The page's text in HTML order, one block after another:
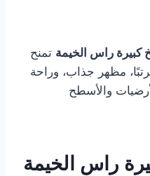
كبيرة راس الخيمة تمنح
مظهر جذاب، وراحة
والأسطح
راس الخيمة